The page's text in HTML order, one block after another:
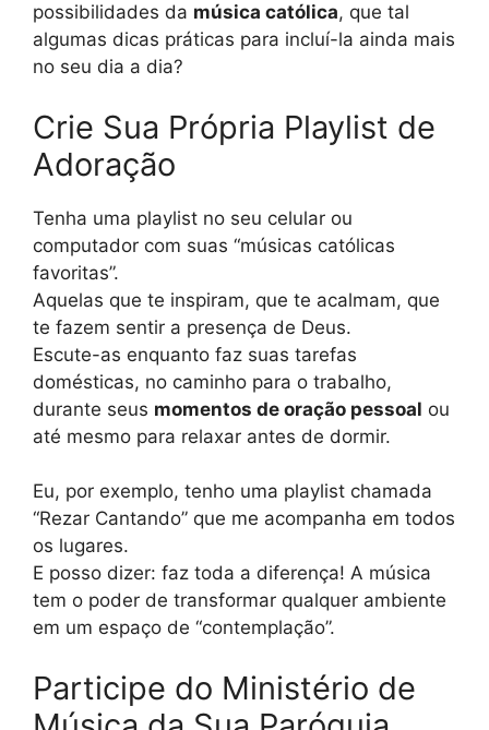
possibilidades da música católica, que tal
algumas dicas práticas para incluí-la ainda mais
no seu dia a dia?
Crie Sua Própria Playlist de
Adoração
Tenha uma playlist no seu celular ou
computador com suas “músicas católicas
favoritas”.
Aquelas que te inspiram, que te acalmam, que
te fazem sentir a presença de Deus.
Escute-as enquanto faz suas tarefas
domésticas, no caminho para o trabalho,
durante seus momentos de oração pessoal ou
até mesmo para relaxar antes de dormir.
Eu, por exemplo, tenho uma playlist chamada
“Rezar Cantando” que me acompanha em todos
os lugares.
E posso dizer: faz toda a diferença! A música
tem o poder de transformar qualquer ambiente
em um espaço de “contemplação”.
Participe do Ministério de